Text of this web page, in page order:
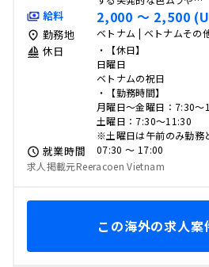
給料 2,000 〜 2,500
勤務地 ベトナム | ベトナムその
休日
・【休日】
日曜日
ベトナムの祝日
・【勤務時間】
月曜日～金曜日：7:30～
土曜日：7:30～11:30
※土曜日は午前のみ勤務
就業時間
07:30 〜 17:00
求人掲載元Reeracoen Vietnam
この海外の求人案